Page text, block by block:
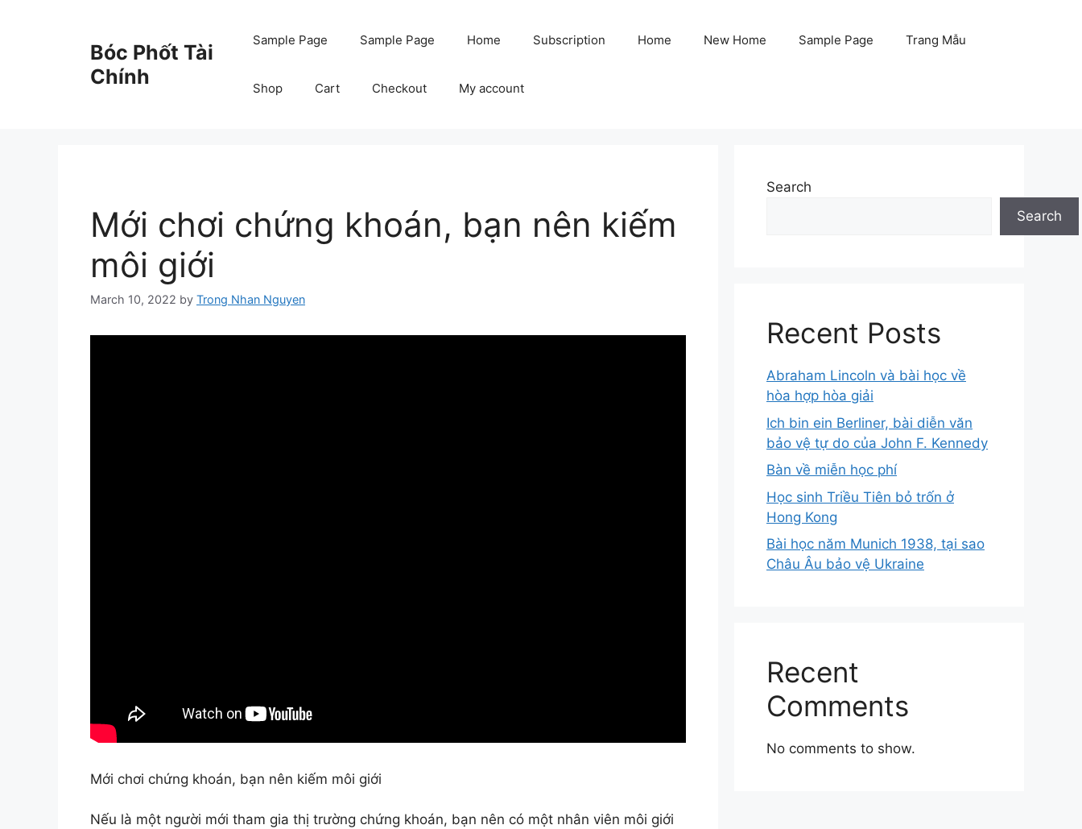
Bóc Phốt Tài
Chính
Sample Page Sample Page Home Subscription Home New Home Sample Page Trang Mẫu
Shop Cart Checkout My account
Mới chơi chứng khoán, bạn nên kiếm
môi giới
March 10, 2022 by Trong Nhan Nguyen
Mới chơi chứng khoán, bạn nên kiếm môi giới
Nếu là một người mới tham gia thị trường chứng khoán, bạn nên có một nhân viên môi giới
Search
Search
Recent Posts
Abraham Lincoln và bài học về
hòa hợp hòa giải
Ich bin ein Berliner, bài diễn văn
bảo vệ tự do của John F. Kennedy
Bàn về miễn học phí
Học sinh Triều Tiên bỏ trốn ở
Hong Kong
Bài học năm Munich 1938, tại sao
Châu Âu bảo vệ Ukraine
Recent
Comments
No comments to show.